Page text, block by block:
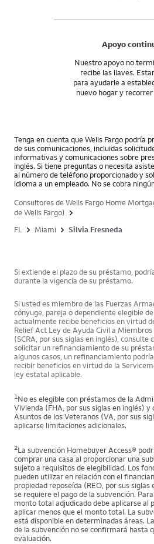
Apoyo
Nuestro apoyo no
recibe las llaves.
para ayudarle a
nuevo hogar y
Tenga en cuenta que Wells Fargo podría
de sus comunicaciones, incluidas
informativas y comunicaciones sobre
inglés. Si tiene preguntas o necesita
al número de teléfono proporcionado y
idioma a un empleado. No se cobra
Consultores de Wells Fargo Home
de Wells Fargo)
FL
Miami Silvia Fresneda
Si extiende el plazo de su préstamo,
durante la vigencia de su préstamo.
Si usted es miembro de las Fuerzas
cónyuge, pareja o dependiente elegible
actualmente recibe beneficios en virtud
Relief Act Ley de Ayuda Civil a
(SCRA, por sus siglas en inglés), consulte
solicitar un refinanciamiento de su
algunos casos, un refinanciamiento
recibir beneficios en virtud de la
ley estatal aplicable.
1 No es elegible con préstamos de la
Vivienda (FHA, por sus siglas en inglés)
Asuntos de los Veteranos (VA, por sus
aplicarse limitaciones adicionales.
2La subvención Homebuyer Access®
comprar una casa al proporcionar una
sujeto a requisitos de elegibilidad. Los
pueden utilizar en relación con el
propiedad reposeída (REO, por sus siglas
se requiere el pago de la subvención.
monto total adjudicado debe aplicarse al
aplicar menos que el monto total. La
está disponible en determinadas áreas.
de la subvención no se confirmará hasta
evaluación.